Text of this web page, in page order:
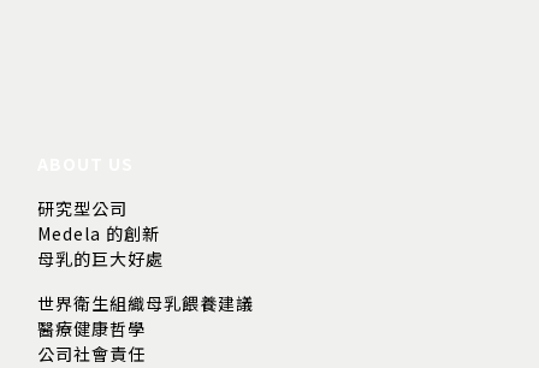
研究型公司
Medela 的創新
母乳的巨大好處
世界衛生組織母乳餵養建議
醫療健康哲學
公司社會責任